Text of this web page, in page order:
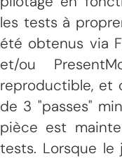
les tests à
été obtenus via
et/ou
reproductible, et
de 3 "passes"
pièce est
tests. Lorsque